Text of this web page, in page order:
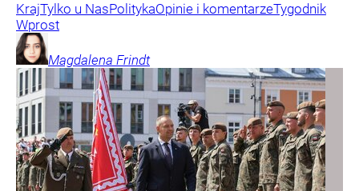
KrajTylko u NasPolitykaOpinie i komentarzeTygodnik
Wprost
Magdalena Frindt